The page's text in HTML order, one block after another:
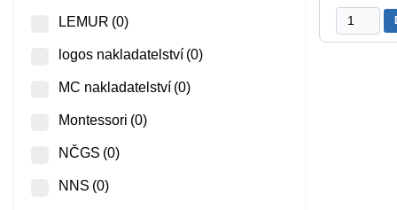
LEMUR (0)
logos nakladatelství (0)
MC nakladatelství (0)
Montessori (0)
NČGS (0)
NNS (0)
Záložka
-